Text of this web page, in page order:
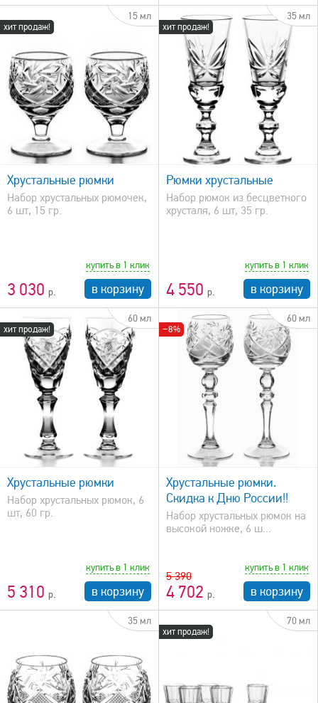
хит продаж!
15 мл
Хрустальные рюмки
Набор хрустальных рюмочек,
6 шт, 15 гр.
3 030
купить в 1 клик
в корзину
хит продаж!
35 мл
быстрый просмотр
Рюмки хрустальные
Набор рюмок из бесцветного
хрусталя, 6 шт, 35 гр.
4 550
купить в 1 клик
в корзину
хит продаж!
60 мл
Хрустальные рюмки
Набор хрустальных рюмок, 6
шт, 60 гр.
5 310
купить в 1 клик
в корзину
−8%
60 мл
быстрый просмотр
Хрустальные рюмки.
Скидка к Дню России!!
Набор хрустальных рюмок на
высокой ножке, 6 ш...
5 390
4 702
купить в 1 клик
в корзину
35 мл
хит продаж!
70 мл